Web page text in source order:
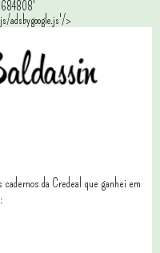
adsbygoogle.js'/>
cadernos da Credeal que ganhei em